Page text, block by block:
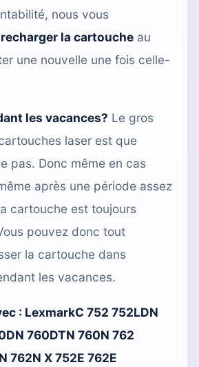
nous vous
recharger la cartouche au
une nouvelle une fois celle-
les vacances? Le gros
laser est que
pas. Donc même en cas
après une période assez
cartouche est toujours
pouvez donc tout
la cartouche dans
les vacances.
: LexmarkC 752 752LDN
760DTN 760N 762
762N X 752E 762E